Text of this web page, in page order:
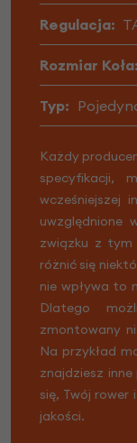
Regulacja:
Rozmiar Koła:
Typ:
Każdy
specyfikacji,
wcześniejszej
uwzględnione
związku z
różnić się
nie wpływa to
Dlatego
zmontowany
Na przykład
znajdziesz
się, Twój rower
jakości.